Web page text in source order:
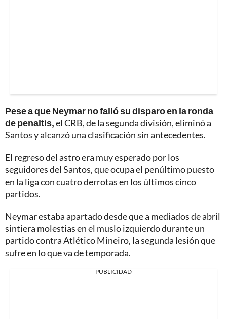
Pese a que Neymar no falló su disparo en la ronda
de penaltis,el CRB, de la segunda división, eliminó a
Santos y alcanzó una clasificación sin antecedentes.
El regreso del astro era muy esperado por los
seguidores del Santos, que ocupa el penúltimo puesto
en la liga con cuatro derrotas en los últimos cinco
partidos.
Neymar estaba apartado desde que a mediados de abril
sintiera molestias en el muslo izquierdo durante un
partido contra Atlético Mineiro, la segunda lesión que
sufre en lo que va de temporada.
PUBLICIDAD